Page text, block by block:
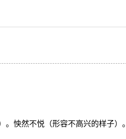
怏然不悦（形容不高兴的样子）。